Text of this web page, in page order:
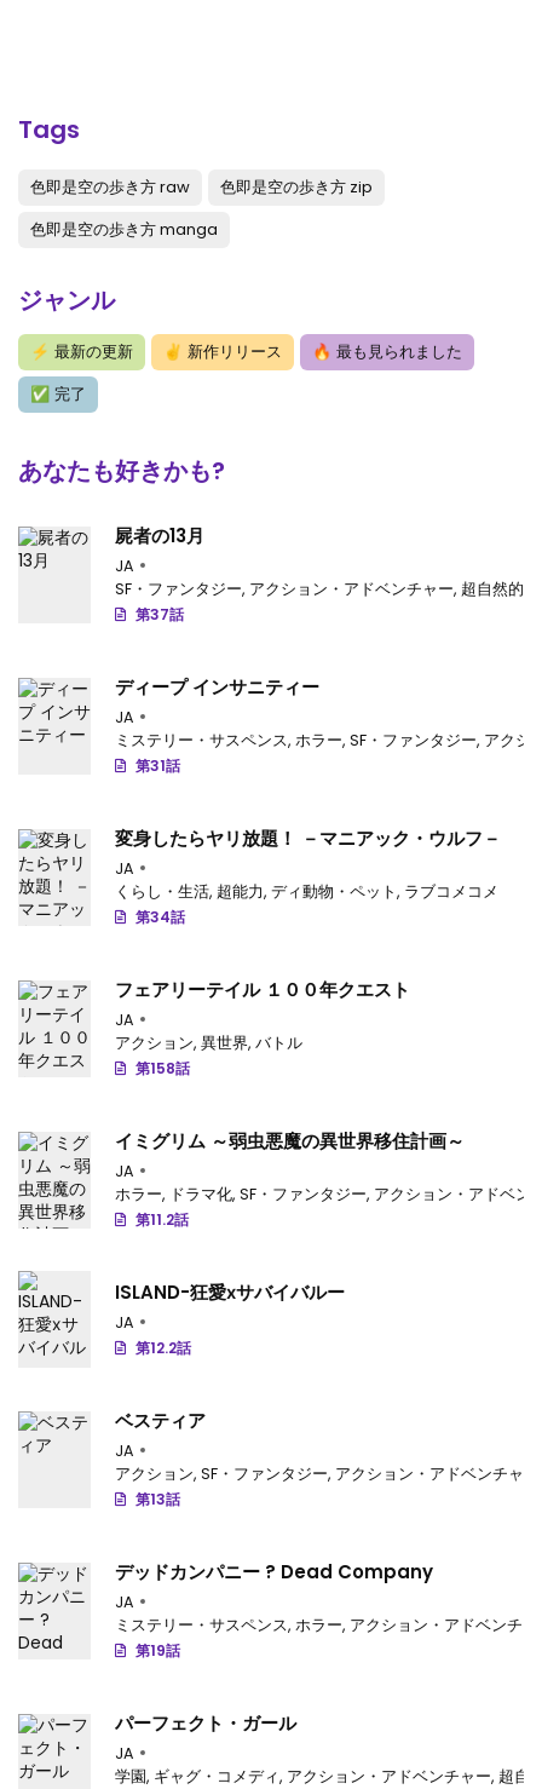
Tags
色即是空の歩き方 raw
色即是空の歩き方 zip
色即是空の歩き方 manga
ジャンル
⚡ 最新の更新 ✌ 新作リリース 🔥 最も見られました
✅ 完了
あなたも好きかも?
屍者の13月
JA
SF・ファンタジー, アクション・アドベンチャー, 超自然的
第37話
ディープ インサニティー
JA
ミステリー・サスペンス, ホラー, SF・ファンタジー, アクシ
第31話
変身したらヤリ放題！ －マニアック・ウルフ－
JA
くらし・生活, 超能力, ディ動物・ペット, ラブコメコメ
第34話
フェアリーテイル １００年クエスト
JA
アクション, 異世界, バトル
第158話
イミグリム ～弱虫悪魔の異世界移住計画～
JA
ホラー, ドラマ化, SF・ファンタジー, アクション・アドベン
第11.2話
ISLAND-狂愛ⅹサバイバルー
JA
第12.2話
ベスティア
JA
アクション, SF・ファンタジー, アクション・アドベンチャー
第13話
デッドカンパニー ? Dead Company
JA
ミステリー・サスペンス, ホラー, アクション・アドベンチャ
第19話
パーフェクト・ガール
JA
学園, ギャグ・コメディ, アクション・アドベンチャー, 超自